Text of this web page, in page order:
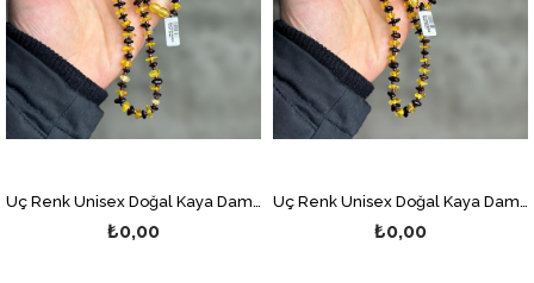
₺0,00 ₺0,00